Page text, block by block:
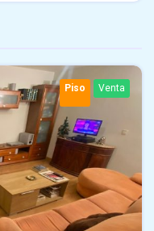
Piso Venta